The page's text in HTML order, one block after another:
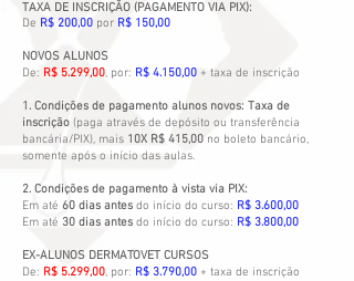
TAXA DE INSCRIÇÃO (PAGAMENTO VIA PIX):
De R$ 200,00 por R$ 150,00
NOVOS ALUNOS
De: R$ 5.299,00, por: R$ 4.150,00 + taxa de inscrição
1. Condições de pagamento alunos novos: Taxa de
inscrição (paga através de depósito ou transferência
bancária/PIX), mais 10X R$ 415,00 no boleto bancário,
somente após o início das aulas.
2. Condições de pagamento à vista via PIX:
Em até 60 dias antes do início do curso: R$ 3.600,00
Em até 30 dias antes do início do curso: R$ 3.800,00
EX-ALUNOS DERMATOVET CURSOS
De: R$ 5.299,00, por: R$ 3.790,00 + taxa de inscrição